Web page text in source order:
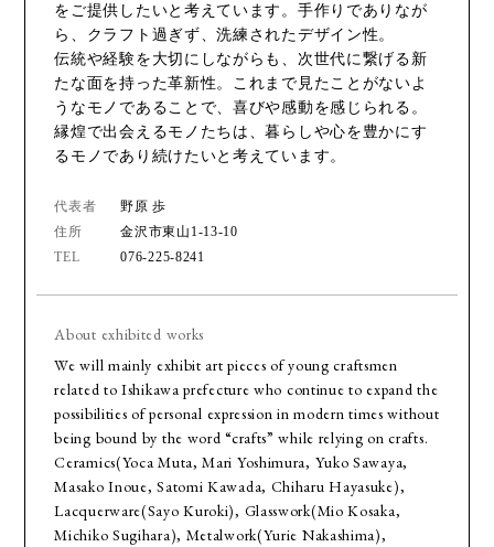
をご提供したいと考えています。手作りでありなが
ら、クラフト過ぎず、洗練されたデザイン性。
伝統や経験を大切にしながらも、次世代に繋げる新
たな面を持った革新性。これまで見たことがないよ
うなモノであることで、喜びや感動を感じられる。
縁煌で出会えるモノたちは、暮らしや心を豊かにす
るモノであり続けたいと考えています。
代表者
野原 歩
住所
金沢市東山1-13-10
TEL
076-225-8241
About exhibited works
We will mainly exhibit art pieces of young craftsmen
related to Ishikawa prefecture who continue to expand the
possibilities of personal expression in modern times without
being bound by the word “crafts” while relying on crafts.
Ceramics(Yoca Muta, Mari Yoshimura, Yuko Sawaya,
Masako Inoue, Satomi Kawada, Chiharu Hayasuke),
Lacquerware(Sayo Kuroki), Glasswork(Mio Kosaka,
Michiko Sugihara), Metalwork(Yurie Nakashima),